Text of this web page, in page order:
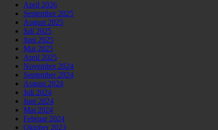
April 2026
September 2025
August 2025
Juli 2025
Juni 2025
Mai 2025
April 2025
November 2024
September 2024
August 2024
Juli 2024
Juni 2024
Mai 2024
Februar 2024
Oktober 2023